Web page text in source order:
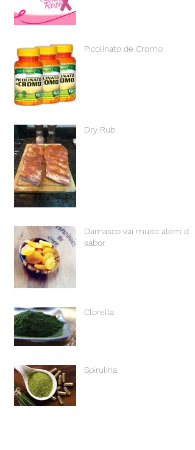
Picolinato de Cromo
Dry Rub
Damasco vai muito além do
sabor
Clorella
Spirulina